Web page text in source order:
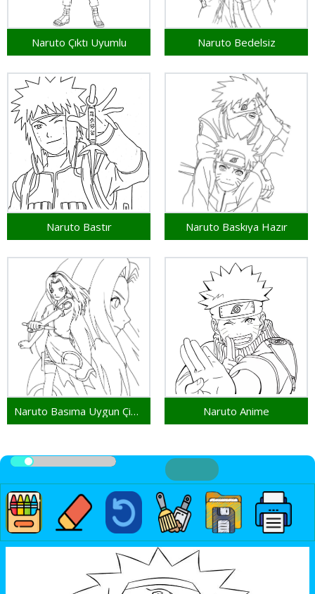
Naruto Çıktı Uyumlu Naruto Bedelsiz
Naruto Bastır Naruto Baskıya Hazır
Naruto Basıma Uygun Çizim Naruto Anime